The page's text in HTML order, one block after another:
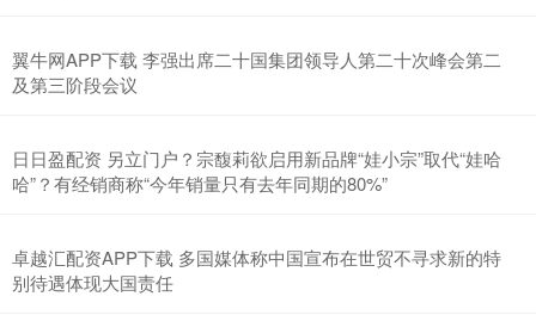
翼牛网APP下载 李强出席二十国集团领导人第二十次峰会第二
及第三阶段会议
日日盈配资 另立门户？宗馥莉欲启用新品牌“娃小宗”取代“娃哈
哈”？有经销商称“今年销量只有去年同期的80%”
卓越汇配资APP下载 多国媒体称中国宣布在世贸不寻求新的特
别待遇体现大国责任